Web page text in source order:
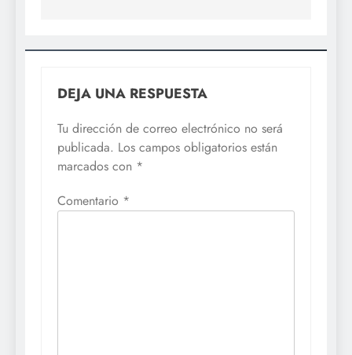
DEJA UNA RESPUESTA
Tu dirección de correo electrónico no será
publicada. Los campos obligatorios están
marcados con *
Comentario *